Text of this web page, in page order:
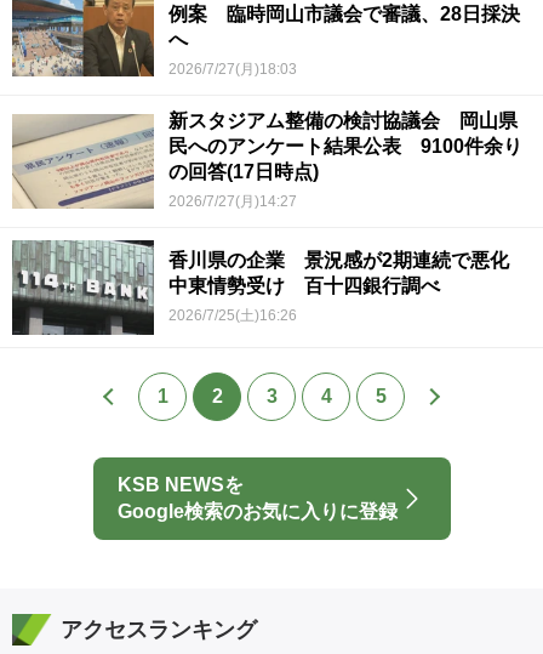
例案 臨時岡山市議会で審議、28日採決
へ
2026/7/27(月)18:03
新スタジアム整備の検討協議会 岡山県
民へのアンケート結果公表 9100件余り
の回答(17日時点)
2026/7/27(月)14:27
香川県の企業 景況感が2期連続で悪化
中東情勢受け 百十四銀行調べ
2026/7/25(土)16:26
1 2 3 4 5
KSB NEWSを
Google検索のお気に入りに登録
アクセスランキング